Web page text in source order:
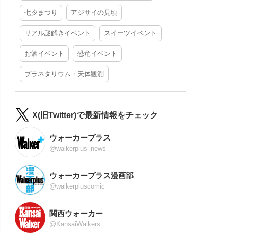
七夕まつり アジサイの見頃
リアル謎解きイベント スイーツイベント
お酒イベント 恐竜イベント
プラネタリウム・天体観測
X(旧Twitter)で最新情報をチェック
ウォーカープラス
@walkerplus_news
ウォーカープラス漫画部
@walkerpluscomic
関西ウォーカー
@KansaiWalkers